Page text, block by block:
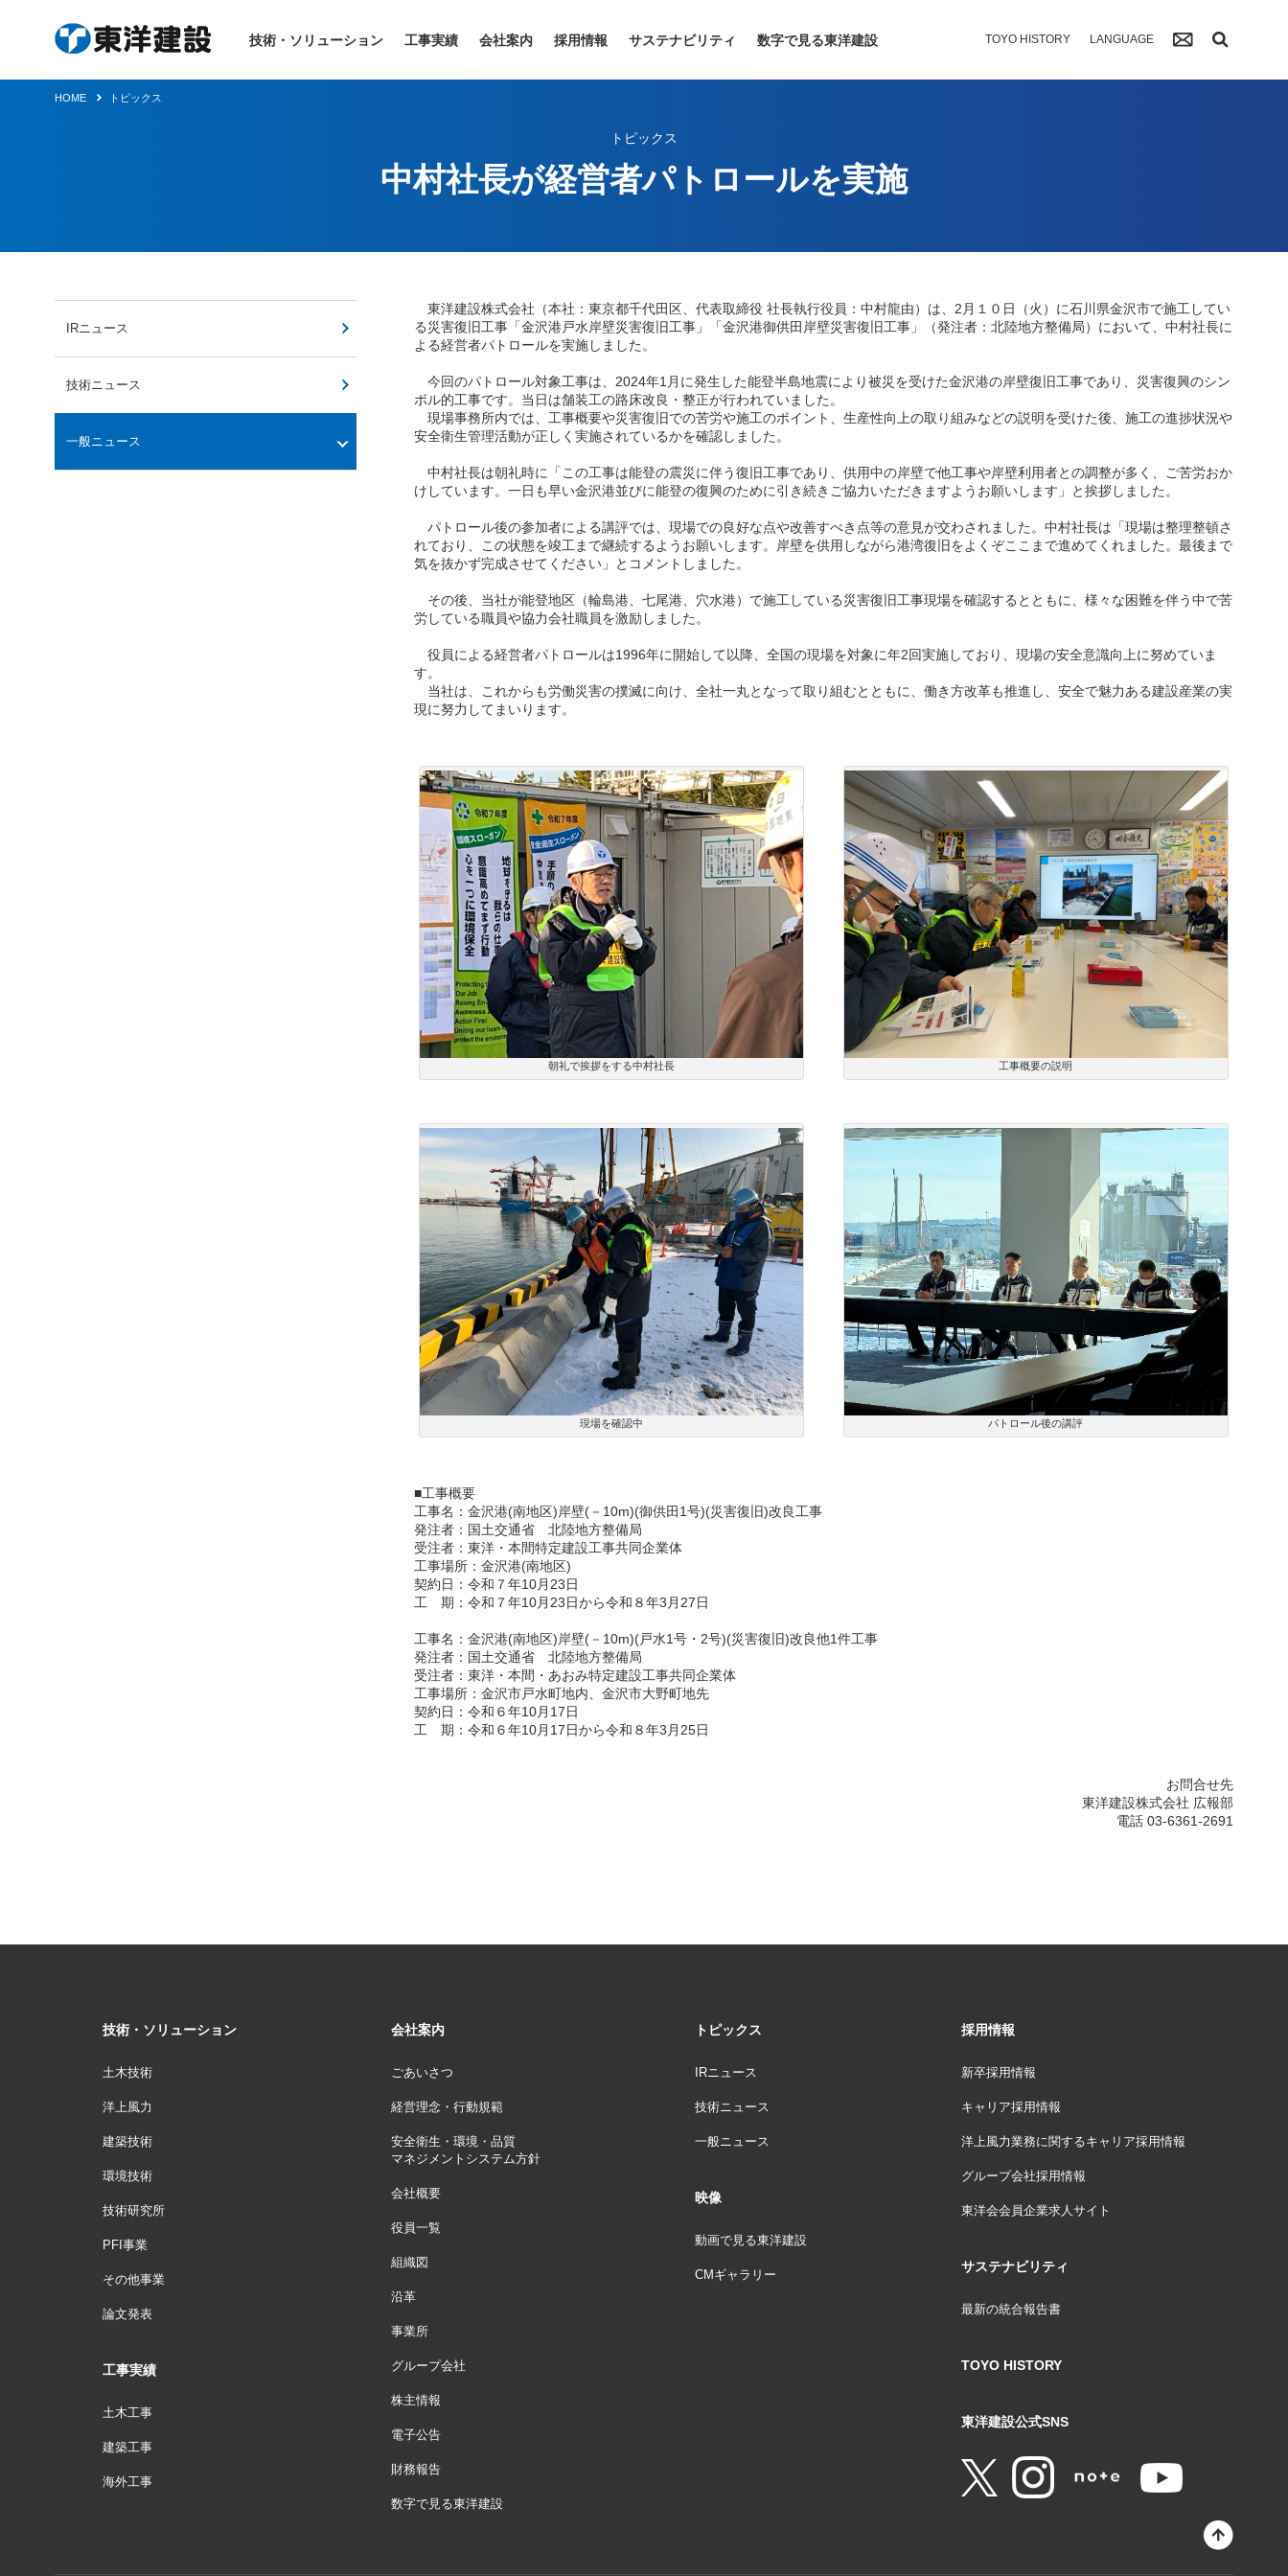
技術・ソリューション 工事実績 会社案内 採用情報 サステナビリティ 数字で見る東洋建設 TOYO HISTORY LANGUAGE
HOME トピックス
トピックス
中村社長が経営者パトロールを実施
東洋建設株式会社（本社：東京都千代田区、代表取締役 社長執行役員：中村龍由）は、2月１０日（火）に石川県金沢市で施工してい
る災害復旧工事「金沢港戸水岸壁災害復旧工事」「金沢港御供田岸壁災害復旧工事」（発注者：北陸地方整備局）において、中村社長に
よる経営者パトロールを実施しました。
今回のパトロール対象工事は、2024年1月に発生した能登半島地震により被災を受けた金沢港の岸壁復旧工事であり、災害復興のシン
ボル的工事です。当日は舗装工の路床改良・整正が行われていました。
現場事務所内では、工事概要や災害復旧での苦労や施工のポイント、生産性向上の取り組みなどの説明を受けた後、施工の進捗状況や
安全衛生管理活動が正しく実施されているかを確認しました。
中村社長は朝礼時に「この工事は能登の震災に伴う復旧工事であり、供用中の岸壁で他工事や岸壁利用者との調整が多く、ご苦労おか
けしています。一日も早い金沢港並びに能登の復興のために引き続きご協力いただきますようお願いします」と挨拶しました。
パトロール後の参加者による講評では、現場での良好な点や改善すべき点等の意見が交わされました。中村社長は「現場は整理整頓さ
れており、この状態を竣工まで継続するようお願いします。岸壁を供用しながら港湾復旧をよくぞここまで進めてくれました。最後まで
気を抜かず完成させてください」とコメントしました。
その後、当社が能登地区（輪島港、七尾港、穴水港）で施工している災害復旧工事現場を確認するとともに、様々な困難を伴う中で苦
労している職員や協力会社職員を激励しました。
役員による経営者パトロールは1996年に開始して以降、全国の現場を対象に年2回実施しており、現場の安全意識向上に努めていま
す。
当社は、これからも労働災害の撲滅に向け、全社一丸となって取り組むとともに、働き方改革も推進し、安全で魅力ある建設産業の実
現に努力してまいります。
朝礼で挨拶をする中村社長 工事概要の説明
現場を確認中 パトロール後の講評
■工事概要
工事名：金沢港(南地区)岸壁(－10m)(御供田1号)(災害復旧)改良工事
発注者：国土交通省 北陸地方整備局
受注者：東洋・本間特定建設工事共同企業体
工事場所：金沢港(南地区)
契約日：令和７年10月23日
工 期：令和７年10月23日から令和８年3月27日
工事名：金沢港(南地区)岸壁(－10m)(戸水1号・2号)(災害復旧)改良他1件工事
発注者：国土交通省 北陸地方整備局
受注者：東洋・本間・あおみ特定建設工事共同企業体
工事場所：金沢市戸水町地内、金沢市大野町地先
契約日：令和６年10月17日
工 期：令和６年10月17日から令和８年3月25日
お問合せ先
東洋建設株式会社 広報部
電話 03-6361-2691
IRニュース
技術ニュース
一般ニュース
技術・ソリューション
土木技術
洋上風力
建築技術
環境技術
技術研究所
PFI事業
その他事業
論文発表
工事実績
土木工事
建築工事
海外工事
会社案内
ごあいさつ
経営理念・行動規範
安全衛生・環境・品質
マネジメントシステム方針
会社概要
役員一覧
組織図
沿革
事業所
グループ会社
株主情報
電子公告
財務報告
数字で見る東洋建設
トピックス
IRニュース
技術ニュース
一般ニュース
映像
動画で見る東洋建設
CMギャラリー
採用情報
新卒採用情報
キャリア採用情報
洋上風力業務に関するキャリア採用情報
グループ会社採用情報
東洋会会員企業求人サイト
サステナビリティ
最新の統合報告書
TOYO HISTORY
東洋建設公式SNS